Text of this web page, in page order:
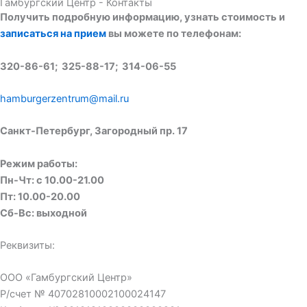
Гамбургский Центр - Контакты
Получить подробную информацию, узнать стоимость и
записаться на прием вы можете по телефонам:
320-86-61; 325-88-17; 314-06-55
hamburgerzentrum@mail.ru
Санкт-Петербург, Загородный пр. 17
Режим работы:
Пн-Чт: с 10.00-21.00
Пт: 10.00-20.00
Сб-Вс: выходной
Реквизиты:
ООО «Гамбургский Центр»
Р/счет № 40702810002100024147